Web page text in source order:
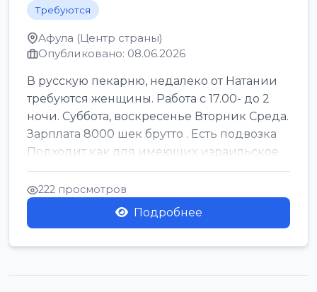
Требуются
Афула (Центр страны)
Опубликовано: 08.06.2026
В русскую пекарню, недалеко от Натании
требуются женщины. Работа с 17.00- до 2
ночи. Суббота, воскресенье Вторник Среда.
Зарплата 8000 шек брутто . Есть подвозка
Подходит как для имеющих израильское
г...
222 просмотров
Подробнее